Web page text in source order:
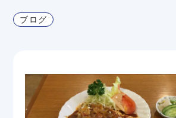
ブログ